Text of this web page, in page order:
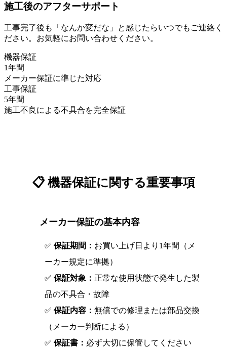
施工後のアフターサポート
工事完了後も「なんか変だな」と感じたらいつでもご連絡く
ださい。お気軽にお問い合わせください。
機器保証
1年間
メーカー保証に準じた対応
工事保証
5年間
施工不良による不具合を完全保証
📋 機器保証に関する重要事項
メーカー保証の基本内容
✅ 保証期間： お買い上げ日より1年間（メ
ーカー規定に準拠）
✅ 保証対象： 正常な使用状態で発生した製
品の不具合・故障
✅ 保証内容： 無償での修理または部品交換
（メーカー判断による）
✅ 保証書： 必ず大切に保管してください